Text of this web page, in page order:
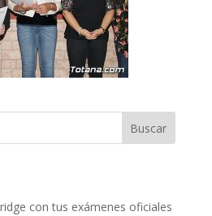
Buscar
con tus exámenes oficiales